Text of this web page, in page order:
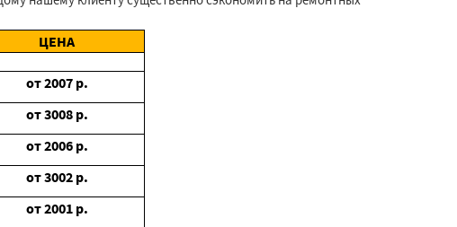
ЦЕНА
от2007 р.
от3008 р.
от2006 р.
от3002 р.
от2001 р.